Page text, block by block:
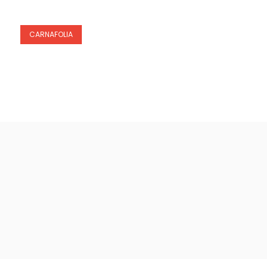
CARNAFOLIA